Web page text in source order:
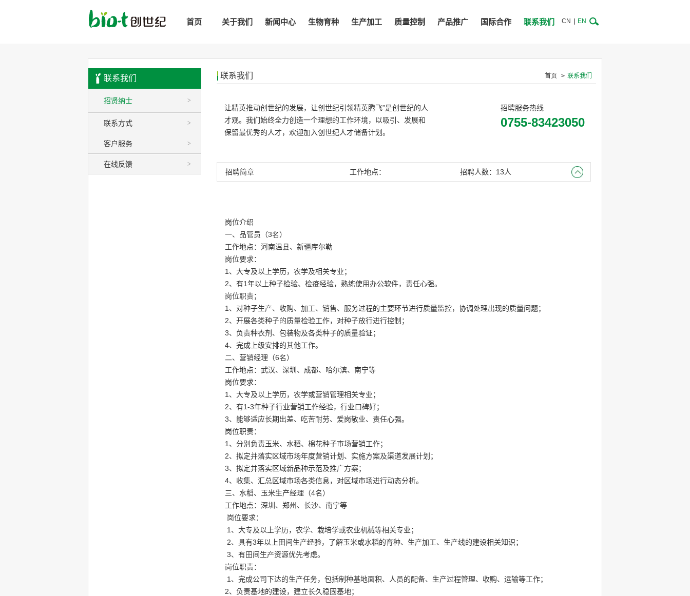
首页 关于我们 新闻中心 生物育种 生产加工 质量控制 产品推广 国际合作 联系我们 CN EN
联系我们
>
招贤纳士
>
联系方式
>
客户服务
>
在线反馈
联系我们 首页 > 联系我们
让精英推动创世纪的发展，让创世纪引领精英腾飞”是创世纪的人
才观。我们始终全力创造一个理想的工作环境，以吸引、发展和
保留最优秀的人才，欢迎加入创世纪人才储备计划。
招聘服务热线
0755-83423050
招聘简章 工作地点： 招聘人数：13人
岗位介绍
一、品管员（3名）
工作地点：河南温县、新疆库尔勒
岗位要求：
1、大专及以上学历，农学及相关专业；
2、有1年以上种子检验、检疫经验，熟练使用办公软件，责任心强。
岗位职责；
1、对种子生产、收购、加工、销售、服务过程的主要环节进行质量监控，协调处理出现的质量问题；
2、开展各类种子的质量检验工作，对种子放行进行控制；
3、负责种衣剂、包装物及各类种子的质量验证；
4、完成上级安排的其他工作。
二、营销经理（6名）
工作地点：武汉、深圳、成都、哈尔滨、南宁等
岗位要求：
1、大专及以上学历，农学或营销管理相关专业；
2、有1-3年种子行业营销工作经验，行业口碑好；
3、能够适应长期出差、吃苦耐劳、爱岗敬业、责任心强。
岗位职责：
1、分别负责玉米、水稻、棉花种子市场营销工作；
2、拟定并落实区域市场年度营销计划、实施方案及渠道发展计划；
3、拟定并落实区域新品种示范及推广方案；
4、收集、汇总区域市场各类信息，对区域市场进行动态分析。
三、水稻、玉米生产经理（4名）
工作地点：深圳、郑州、长沙、南宁等
岗位要求：
1、大专及以上学历，农学、栽培学或农业机械等相关专业；
2、具有3年以上田间生产经验，了解玉米或水稻的育种、生产加工、生产线的建设相关知识；
3、有田间生产资源优先考虑。
岗位职责：
1、完成公司下达的生产任务，包括制种基地面积、人员的配备、生产过程管理、收购、运输等工作；
2、负责基地的建设，建立长久稳固基地；